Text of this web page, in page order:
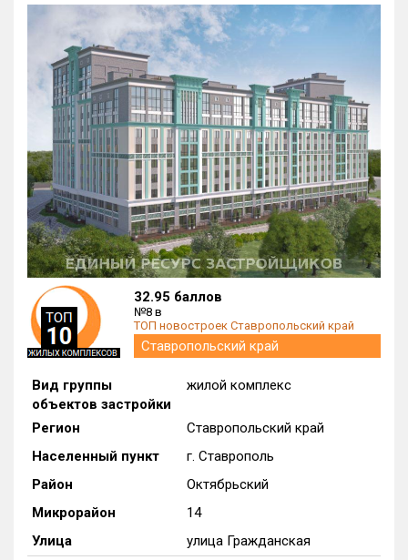
Все
Район в городе
Все
₽/м² млн ₽
Цена
до
Общая площадь, м²
от до
Срок сдачи
от до
Вид объекта
Кол-во комнат
Только новые
от до
с продажами
32.95 баллов
№8 в
ТОП новостроек Ставропольский край
Ставропольский край
Вид группы
объектов застройки
жилой комплекс
Регион
Ставропольский край
Населенный пункт
г. Ставрополь
Район
Октябрьский
Микрорайон
14
Улица
улица Гражданская